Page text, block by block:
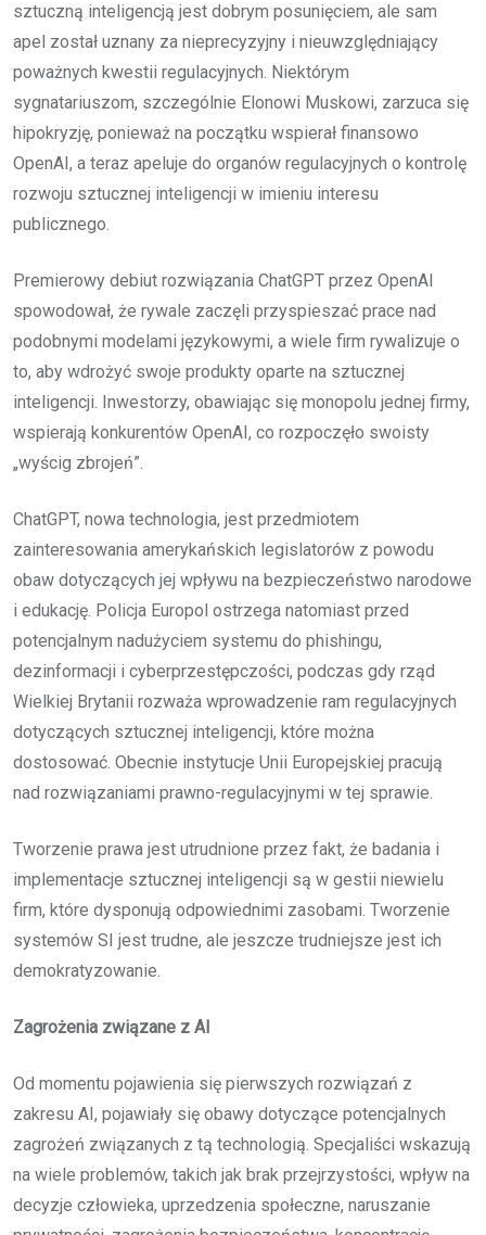
sztuczną inteligencją jest dobrym posunięciem, ale sam
apel został uznany za nieprecyzyjny i nieuwzględniający
poważnych kwestii regulacyjnych. Niektórym
sygnatariuszom, szczególnie Elonowi Muskowi, zarzuca się
hipokryzję, ponieważ na początku wspierał finansowo
OpenAI, a teraz apeluje do organów regulacyjnych o kontrolę
rozwoju sztucznej inteligencji w imieniu interesu
publicznego.
Premierowy debiut rozwiązania ChatGPT przez OpenAI
spowodował, że rywale zaczęli przyspieszać prace nad
podobnymi modelami językowymi, a wiele firm rywalizuje o
to, aby wdrożyć swoje produkty oparte na sztucznej
inteligencji. Inwestorzy, obawiając się monopolu jednej firmy,
wspierają konkurentów OpenAI, co rozpoczęło swoisty
„wyścig zbrojeń”.
ChatGPT, nowa technologia, jest przedmiotem
zainteresowania amerykańskich legislatorów z powodu
obaw dotyczących jej wpływu na bezpieczeństwo narodowe
i edukację. Policja Europol ostrzega natomiast przed
potencjalnym nadużyciem systemu do phishingu,
dezinformacji i cyberprzestępczości, podczas gdy rząd
Wielkiej Brytanii rozważa wprowadzenie ram regulacyjnych
dotyczących sztucznej inteligencji, które można
dostosować. Obecnie instytucje Unii Europejskiej pracują
nad rozwiązaniami prawno-regulacyjnymi w tej sprawie.
Tworzenie prawa jest utrudnione przez fakt, że badania i
implementacje sztucznej inteligencji są w gestii niewielu
firm, które dysponują odpowiednimi zasobami. Tworzenie
systemów SI jest trudne, ale jeszcze trudniejsze jest ich
demokratyzowanie.
Zagrożenia związane z AI
Od momentu pojawienia się pierwszych rozwiązań z
zakresu AI, pojawiały się obawy dotyczące potencjalnych
zagrożeń związanych z tą technologią. Specjaliści wskazują
na wiele problemów, takich jak brak przejrzystości, wpływ na
decyzje człowieka, uprzedzenia społeczne, naruszanie